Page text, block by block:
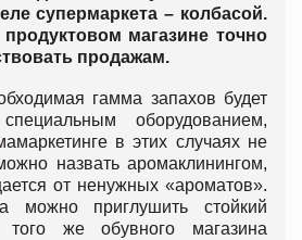
супермаркета – колбасой.
магазине точно
продажам.
гамма запахов будет
оборудованием,
в этих случаях не
назвать аромаклинингом,
от ненужных «ароматов».
можно приглушить стойкий
же обувного магазина